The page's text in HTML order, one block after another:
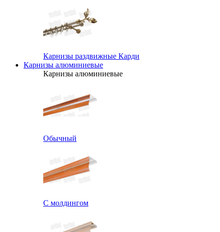
Карнизы раздвижные Карди
Карнизы алюминиевые
Карнизы алюминиевые
Обычный
С молдингом